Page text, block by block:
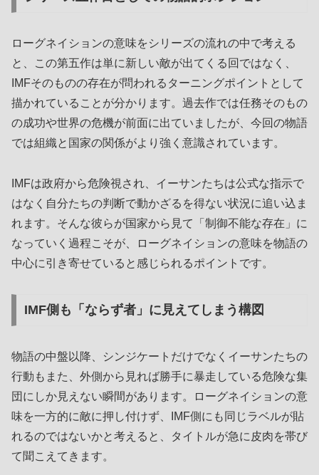
ローグネイションの意味をシリーズの流れの中で考える
と、この第五作は単に新しい敵が出てくる回ではなく、
IMFそのものの存在が問われるターニングポイントとして
描かれていることが分かります。過去作では任務そのもの
の成功や世界の危機が前面に出ていましたが、今回の物語
では組織と国家の関係がより強く意識されています。
IMFは政府から危険視され、イーサンたちは公式な指示で
はなく自分たちの判断で動かざるを得ない状況に追い込ま
れます。そんな彼らが国家から見て「制御不能な存在」に
なっていく過程こそが、ローグネイションの意味を物語の
中心に引き寄せていると感じられるポイントです。
IMF側も「ならず者」に見えてしまう構図
物語の中盤以降、シンジケートだけでなくイーサンたちの
行動もまた、外側から見れば勝手に暴走している危険な集
団にしか見えない瞬間があります。ローグネイションの意
味を一方的に敵に押し付けず、IMF側にも同じラベルが貼
れるのではないかと考えると、タイトルが急に皮肉を帯び
て聞こえてきます。